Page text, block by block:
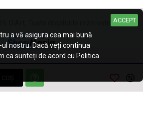
DiArt, Toate drepturile rezervate. ACCEPT
a vă asigura cea mai bună
nostru. Dacă veți continua
ca sunteți de acord cu Politica